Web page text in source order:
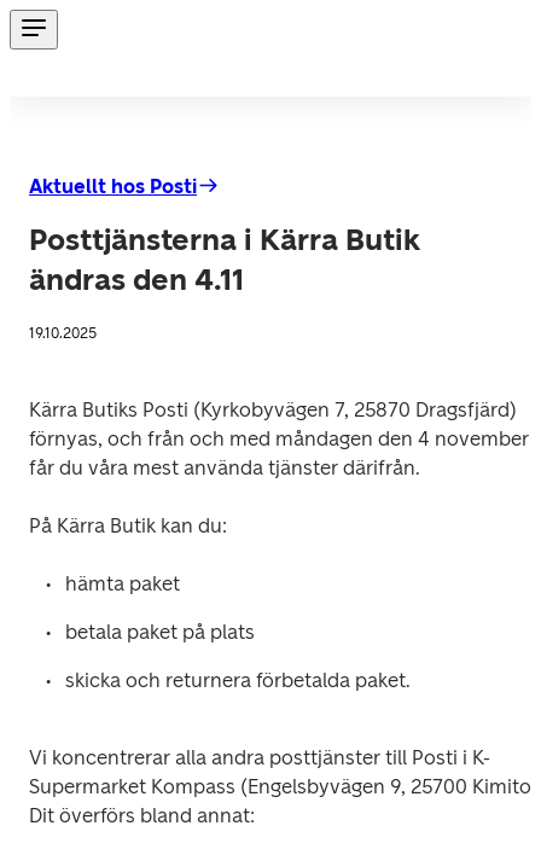
Aktuellt hos Posti
Posttjänsterna i Kärra Butik
ändras den 4.11
19.10.2025
Kärra Butiks Posti (Kyrkobyvägen 7, 25870 Dragsfjärd)
förnyas, och från och med måndagen den 4 november
får du våra mest använda tjänster därifrån.
På Kärra Butik kan du:
hämta paket
betala paket på plats
skicka och returnera förbetalda paket.
Vi koncentrerar alla andra posttjänster till Posti i K-
Supermarket Kompass (Engelsbyvägen 9, 25700
Dit överförs bland annat: